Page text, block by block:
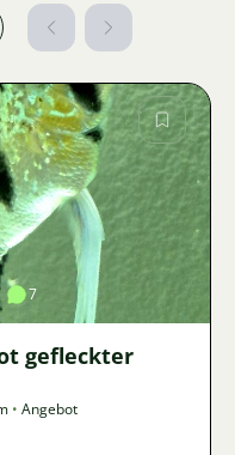
7
gefleckter
• Angebot